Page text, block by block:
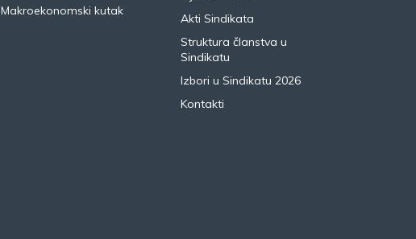
Makroekonomski kutak
Akti Sindikata
Struktura članstva u
Sindikatu
Izbori u Sindikatu 2026
Kontakti